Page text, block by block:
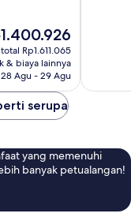
total Rp1.611.065
& biaya lainnya
28 Agu - 29 Agu
serupa
yang memenuhi
banyak petualangan!